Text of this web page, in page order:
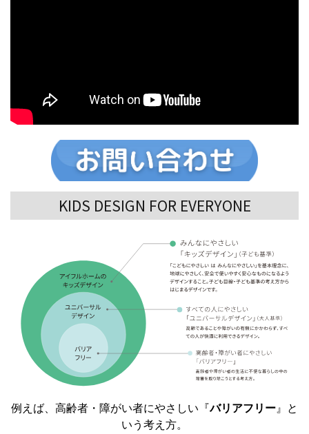
KIDS DESIGN FOR EVERYONE
例えば、高齢者・障がい者にやさしい『バリアフリー 』と
いう考え方。